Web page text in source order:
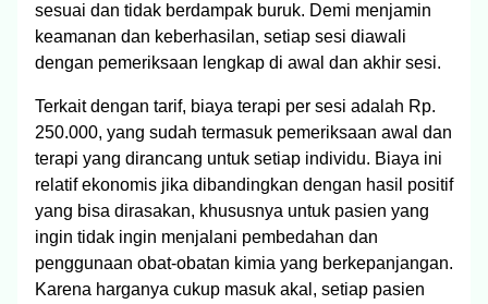
sesuai dan tidak berdampak buruk. Demi menjamin
keamanan dan keberhasilan, setiap sesi diawali
dengan pemeriksaan lengkap di awal dan akhir sesi.
Terkait dengan tarif, biaya terapi per sesi adalah Rp.
250.000, yang sudah termasuk pemeriksaan awal dan
terapi yang dirancang untuk setiap individu. Biaya ini
relatif ekonomis jika dibandingkan dengan hasil positif
yang bisa dirasakan, khususnya untuk pasien yang
ingin tidak ingin menjalani pembedahan dan
penggunaan obat-obatan kimia yang berkepanjangan.
Karena harganya cukup masuk akal, setiap pasien